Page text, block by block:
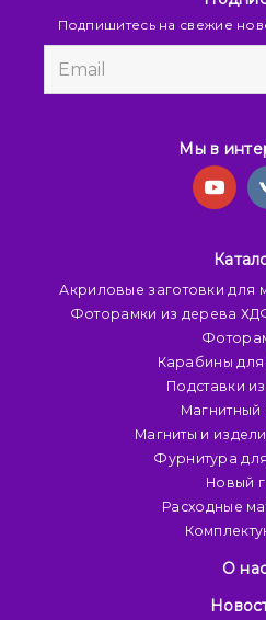
Подпишитесь на свежие
Мы в
Акриловые заготовки для
Фоторамки из дерева
Карабины
Подставки
Магнитный
Магниты и
Фурнитура
Новый
Расходные
О